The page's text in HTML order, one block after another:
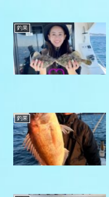
釣果
釣果